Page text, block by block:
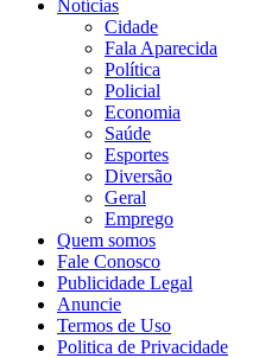
Notícias
Cidade
Fala Aparecida
Política
Policial
Economia
Saúde
Esportes
Diversão
Geral
Emprego
Quem somos
Fale Conosco
Publicidade Legal
Anuncie
Termos de Uso
Politica de Privacidade